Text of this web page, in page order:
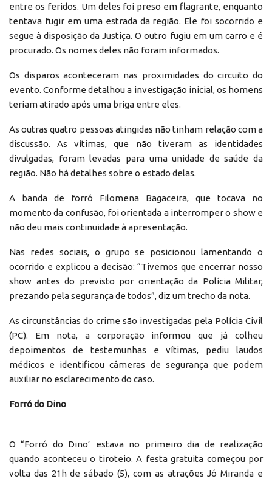
entre os feridos. Um deles foi preso em flagrante, enquanto
tentava fugir em uma estrada da região. Ele foi socorrido e
segue à disposição da Justiça. O outro fugiu em um carro e é
procurado. Os nomes deles não foram informados.
Os disparos aconteceram nas proximidades do circuito do
evento. Conforme detalhou a investigação inicial, os homens
teriam atirado após uma briga entre eles.
As outras quatro pessoas atingidas não tinham relação com a
discussão. As vítimas, que não tiveram as identidades
divulgadas, foram levadas para uma unidade de saúde da
região. Não há detalhes sobre o estado delas.
A banda de forró Filomena Bagaceira, que tocava no
momento da confusão, foi orientada a interromper o show e
não deu mais continuidade à apresentação.
Nas redes sociais, o grupo se posicionou lamentando o
ocorrido e explicou a decisão: “Tivemos que encerrar nosso
show antes do previsto por orientação da Polícia Militar,
prezando pela segurança de todos”, diz um trecho da nota.
As circunstâncias do crime são investigadas pela Polícia Civil
(PC). Em nota, a corporação informou que já colheu
depoimentos de testemunhas e vítimas, pediu laudos
médicos e identificou câmeras de segurança que podem
auxiliar no esclarecimento do caso.
Forró do Dino
O “Forró do Dino’ estava no primeiro dia de realização
quando aconteceu o tiroteio. A festa gratuita começou por
volta das 21h de sábado (5), com as atrações Jó Miranda e